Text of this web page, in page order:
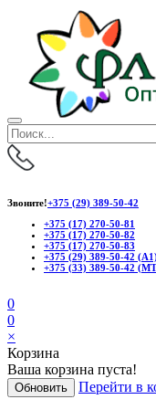
Звоните!+375 (29) 389-50-42
+375 (17) 270-50-81
+375 (17) 270-50-82
+375 (17) 270-50-83
+375 (29) 389-50-42
+375 (33) 389-50-42
0
0
×
Корзина
Ваша корзина пуста!
Обновить Перейти в